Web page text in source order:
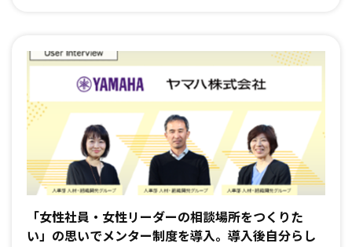
「女性社員・女性リーダーの相談場所をつくりた
い」の思いでメンター制度を導入。導入後自分らし